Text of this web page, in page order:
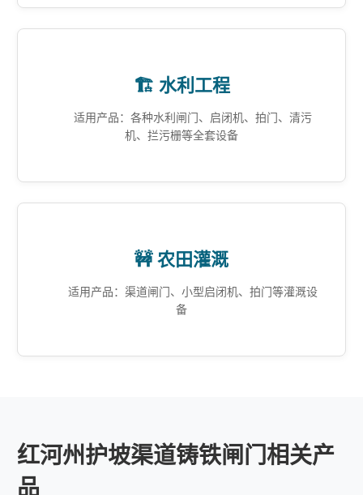
🏗️ 水利工程
适用产品：各种水利闸门、启闭机、拍门、清污
机、拦污栅等全套设备
🚧 农田灌溉
适用产品：渠道闸门、小型启闭机、拍门等灌溉设
备
红河州护坡渠道铸铁闸门相关产
品